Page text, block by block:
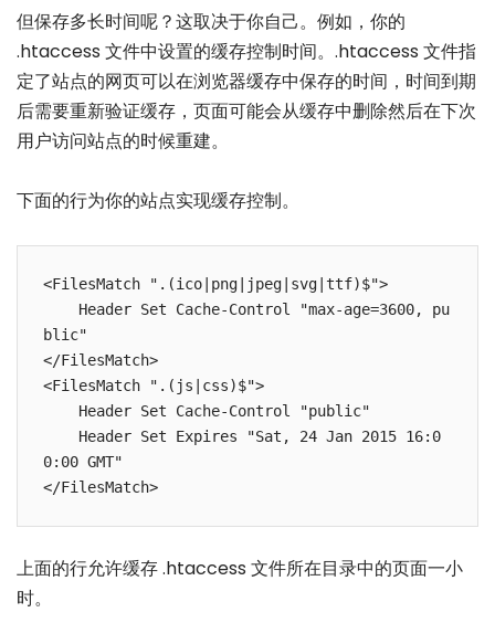
但保存多长时间呢？这取决于你自己。例如，你的
.htaccess 文件中设置的缓存控制时间。.htaccess 文件指
定了站点的网页可以在浏览器缓存中保存的时间，时间到期
后需要重新验证缓存，页面可能会从缓存中删除然后在下次
用户访问站点的时候重建。
下面的行为你的站点实现缓存控制。
<FilesMatch ".(ico|png|jpeg|svg|ttf)$">
blic"
</FilesMatch>
<FilesMatch ".(js|css)$">
0:00 GMT"
上面的行允许缓存 .htaccess 文件所在目录中的页面一小
时。